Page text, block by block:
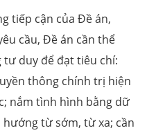
tiếp cận của Đề án,
cầu, Đề án cần thể
duy để đạt tiêu chí:
thông chính trị hiện
nắm tình hình bằng dữ
từ sớm, từ xa; cần